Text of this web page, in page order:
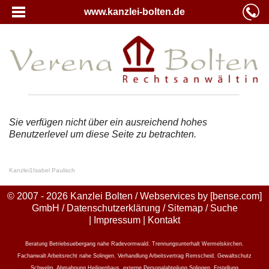
www.kanzlei-bolten.de
Sie verfügen nicht über ein ausreichend hohes
Benutzerlevel um diese Seite zu betrachten.
Kanzlei1 Isabel Paulisch
© 2007 - 2026 Kanzlei Bolten / Webservices by [bense.com]
GmbH / Datenschutzerklärung / Sitemap/ Suche
Impressum Kontakt
Beratung Betriebsuebergang nahe Radevormwald Trennungsunterhalt Wermelskirchen
Fachanwalt Arbeitsrecht nahe Solingen Verhandlung Arbeitsvertrag Remscheid
Gewaltschutz
Schwelm Abmahnung Heiligenhaus externe Personalabteilung Solingen
Erstellung